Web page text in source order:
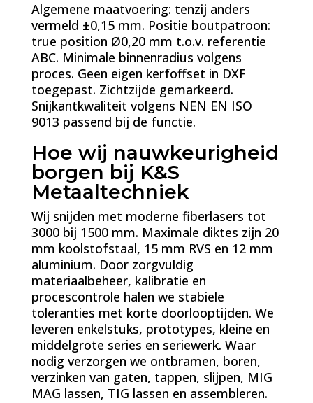
Algemene maatvoering: tenzij anders
vermeld ±0,15 mm. Positie boutpatroon:
true position Ø0,20 mm t.o.v. referentie
ABC. Minimale binnenradius volgens
proces. Geen eigen kerfoffset in DXF
toegepast. Zichtzijde gemarkeerd.
Snijkantkwaliteit volgens NEN EN ISO
9013 passend bij de functie.
Hoe wij nauwkeurigheid
borgen bij K&S
Metaaltechniek
Wij snijden met moderne fiberlasers tot
3000 bij 1500 mm. Maximale diktes zijn 20
mm koolstofstaal, 15 mm RVS en 12 mm
aluminium. Door zorgvuldig
materiaalbeheer, kalibratie en
procescontrole halen we stabiele
toleranties met korte doorlooptijden. We
leveren enkelstuks, prototypes, kleine en
middelgrote series en seriewerk. Waar
nodig verzorgen we ontbramen, boren,
verzinken van gaten, tappen, slijpen, MIG
MAG lassen, TIG lassen en assembleren.